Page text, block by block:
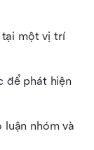
một vị trí
để phát hiện
nhóm và